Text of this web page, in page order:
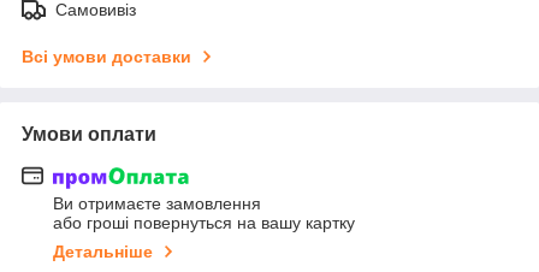
Самовивіз
Всі умови доставки
Умови оплати
Ви отримаєте замовлення
або гроші повернуться на вашу картку
Детальніше